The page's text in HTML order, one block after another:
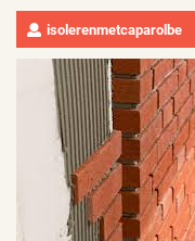
isolerenmetcaparolbe